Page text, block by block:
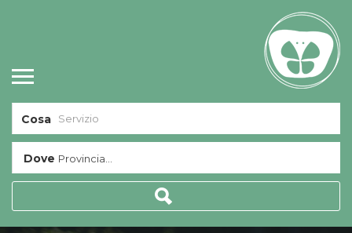
Cosa
Dove Provincia...